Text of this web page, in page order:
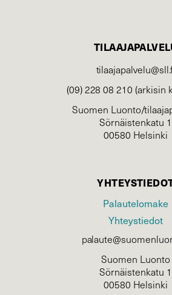
(09) 228 08 210 (arkisin
Suomen Luonto/
Sörnäistenkatu 1
00580 Helsinki
Palautelomake
Yhteystiedot
Suomen Luonto
Sörnäistenkatu 1
00580 Helsinki